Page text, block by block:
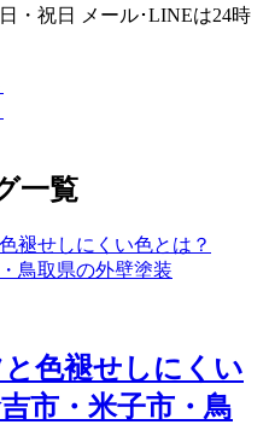
・祝日
メール･LINEは24時
一覧
色褪せしにくい
市・米子市・鳥